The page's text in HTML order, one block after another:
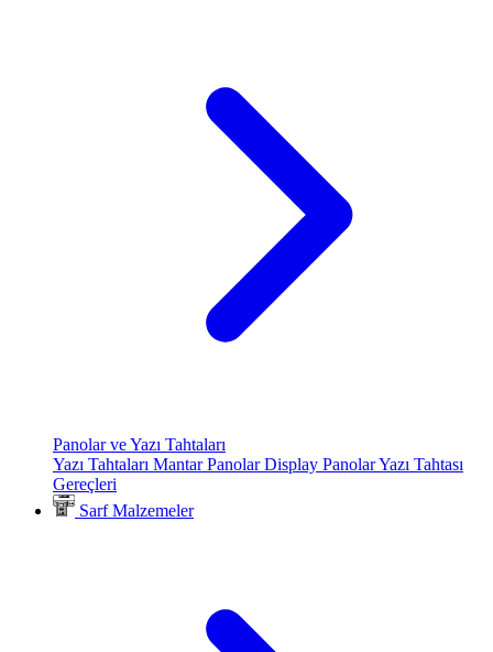
Panolar ve Yazı Tahtaları
Yazı Tahtaları Mantar PanolarDisplay PanolarYazı Tahtası
Gereçleri
Sarf Malzemeler